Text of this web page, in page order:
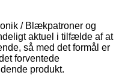
/ Blækpatroner og
aktuel i tilfælde af at
så med det formål er
forventede
produkt.